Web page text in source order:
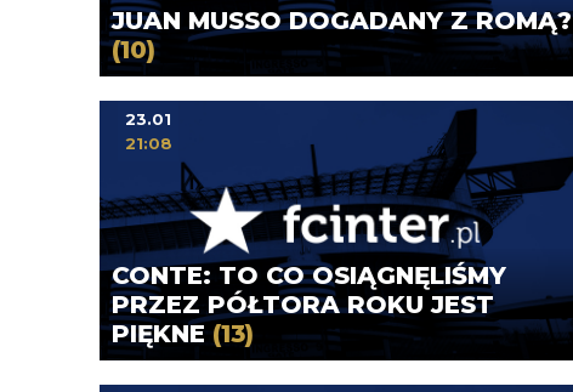
JUAN MUSSO DOGADANY Z ROMĄ?
(10)
CONTE: TO CO OSIĄGNĘLIŚMY
PRZEZ PÓŁTORA ROKU JEST
PIĘKNE (13)
23.01
21:08